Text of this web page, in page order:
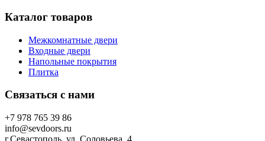
Каталог товаров
Межкомнатные двери
Входные двери
Напольные покрытия
Плитка
Связаться с нами
+7 978 765 39 86
info@sevdoors.ru
г.Севастополь, ул. Соловьева, 4